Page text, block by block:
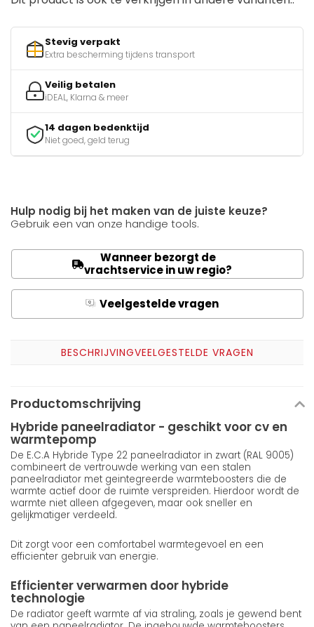
Stevig verpakt
Extra bescherming tijdens transport
Veilig betalen
iDEAL, Klarna & meer
14 dagen bedenktijd
Niet goed, geld terug
Hulp nodig bij het maken van de juiste keuze?
Gebruik een van onze handige tools.
Wanneer bezorgt de
vrachtservice in uw regio?
Q Veelgestelde vragen
BESCHRIJVINGVEELGESTELDE VRAGEN
Productomschrijving
Hybride paneelradiator - geschikt voor cv en
warmtepomp
De E.C.A Hybride Type 22 paneelradiator in zwart (RAL 9005)
combineert de vertrouwde werking van een stalen
paneelradiator met geintegreerde warmteboosters die de
warmte actief door de ruimte verspreiden. Hierdoor wordt de
warmte niet alleen afgegeven, maar ook sneller en
gelijkmatiger verdeeld.
Dit zorgt voor een comfortabel warmtegevoel en een
efficienter gebruik van energie.
Efficienter verwarmen door hybride
technologie
De radiator geeft warmte af via straling, zoals je gewend bent